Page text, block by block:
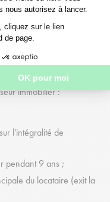
immobilier :
l'intégralité de
pendant 9 ans ;
du locataire (exit la